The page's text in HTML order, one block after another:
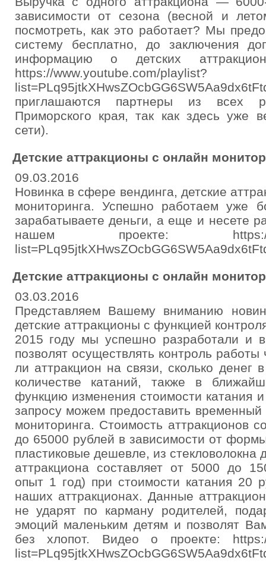
зависимости от сезона (весной и
посмотреть, как это работает? Мы
систему бесплатно, до заключения
информацию о детских
https://www.youtube.com/playlist?
приглашаются партнеры из всех
Приморского края, так как здесь уже
сети).
Детские аттракционы с онлайн
09.03.2016
Новинка в сфере вендинга, детские
мониторинга. Успешно работаем уже
зарабатываете деньги, а еще и несете
нашем проекте: https://
Детские аттракционы с онлайн
03.03.2016
Представляем Вашему вниманию
детские аттракционы с функцией
2015 году мы успешно разработали и
позволят осуществлять контроль работы
ли аттракцион на связи, сколько денег
количестве катаний, также в
функцию изменения стоимости катания
запросу можем предоставить временный
мониторинга. Стоимость аттракционов
до 65000 рублей в зависимости от
пластиковые дешевле, из
аттракциона составляет от 5000 до
опыт 1 год) при стоимости катания 20
наших аттракционах. Данные
не ударят по карману родителей,
эмоций маленьким детям и позволят
без хлопот. Видео о проекте: https://